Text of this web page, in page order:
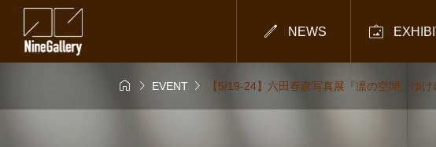
 NEWS 
  EVENT  【5/19-24】六田春彦写真展『凛の空間、ゆけ